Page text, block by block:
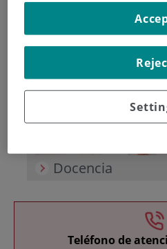
Investigación
Docencia
Teléfono de